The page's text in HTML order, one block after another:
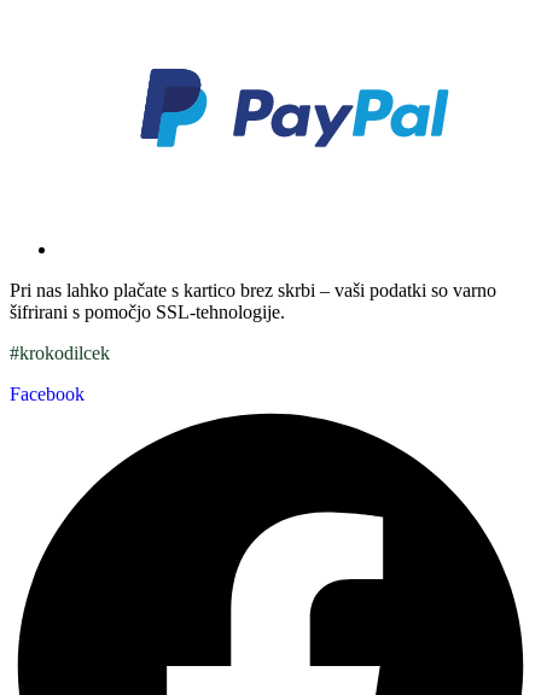
Pri nas lahko plačate s kartico brez skrbi – vaši podatki so varno
šifrirani s pomočjo SSL-tehnologije.
#krokodilcek
Facebook